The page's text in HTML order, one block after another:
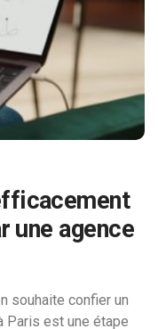
une agence
souhaite confier un
Paris est une étape